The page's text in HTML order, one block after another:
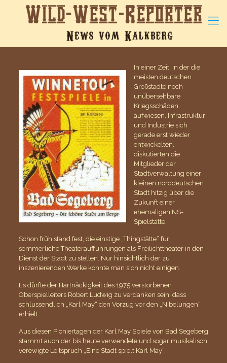
In einer Zeit, in der die
meisten deutschen
Großstädte noch
unübersehbare
Kriegsschäden
aufwiesen, Infrastruktur
und Industrie sich
gerade erst wieder
entwickelten,
diskutierten die
Mitglieder der
Stadtverwaltung einer
kleinen norddeutschen
Stadt hitzig über die
Zukunft einer
ehemaligen NS-
Spielstätte.
Schon früh stand fest, die einstige „Thingstätte“ für
sommerliche Theateraufführungen als Freilichttheater in den
Dienst der Stadt zu stellen. Nur hinsichtlich der zu
inszenierenden Werke konnte man sich nicht einigen.
Es dürfte der Hartnäckigkeit des 1975 verstorbenen
Oberspielleiters Robert Ludwig zu verdanken sein, dass
schlussendlich „Karl May“ den Vorzug vor den „Nibelungen“
erhielt.
Aus diesen Pioniertagen der Karl May Spiele von Bad Segeberg
stammt auch der bis heute verwendete und sogar musikalisch
verewigte Leitspruch „Eine Stadt spielt Karl May“.